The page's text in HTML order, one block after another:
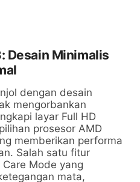
Desain Minimalis
dengan desain
mengorbankan
layar Full HD
prosesor AMD
memberikan performa
Salah satu fitur
Mode yang
mata,